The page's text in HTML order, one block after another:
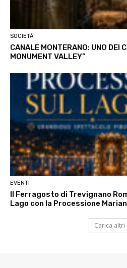
SOCIETÀ
CANALE MONTERANO: UNO DEI
MONUMENT VALLEY”
EVENTI
Il Ferragosto di Trevignano
Lago con la Processione
Carica altri